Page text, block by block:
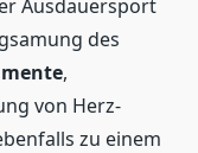
Ausdauersport
des
,
von Herz-
zu einem